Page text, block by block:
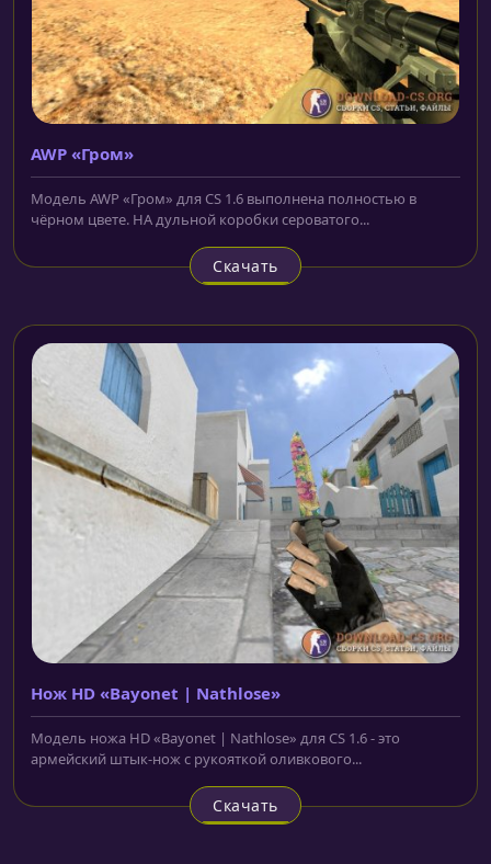
AWP «Гром»
Модель AWP «Гром» для CS 1.6 выполнена полностью в
чёрном цвете. НА дульной коробки сероватого...
Скачать
Нож HD «Bayonet | Nathlose»
Модель ножа HD «Bayonet | Nathlose» для CS 1.6 - это
армейский штык-нож с рукояткой оливкового...
Скачать